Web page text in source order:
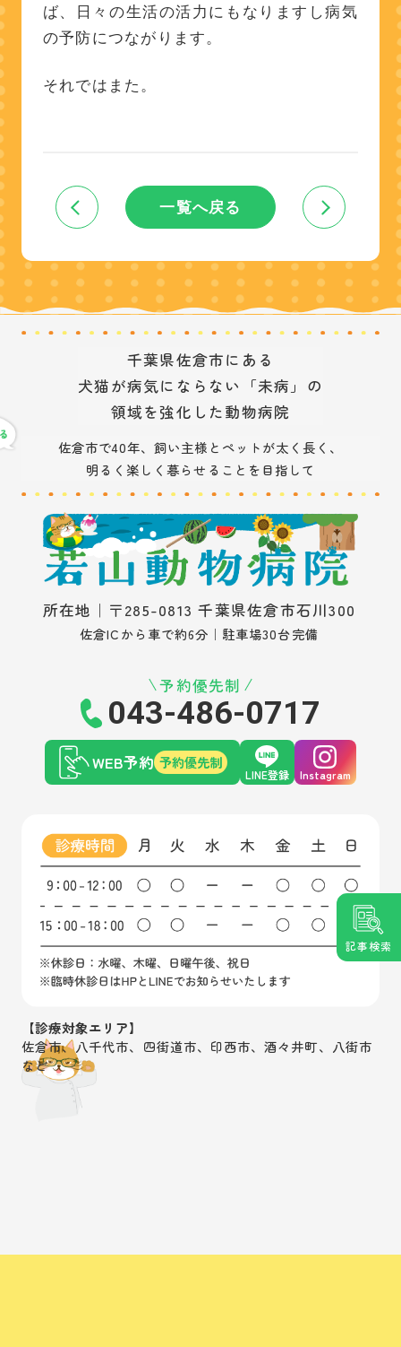
記事検索
ば、日々の生活の活力にもなりますし病気
の予防につながります。
それではまた。
一覧へ戻る
千葉県佐倉市にある
犬猫が病気にならない「未病」の
領域を強化した動物病院
佐倉市で40年、飼い主様とペットが太く長く、
明るく楽しく暮らせることを目指して
所在地｜〒285-0813 千葉県佐倉市石川300
佐倉ICから車で約6分｜駐車場30台完備
予約優先制
043-486-0717
WEB予約 予約優先制
LINE登録 Instagram
【診療対象エリア】
佐倉市、八千代市、四街道市、印西市、酒々井町、八街市
など